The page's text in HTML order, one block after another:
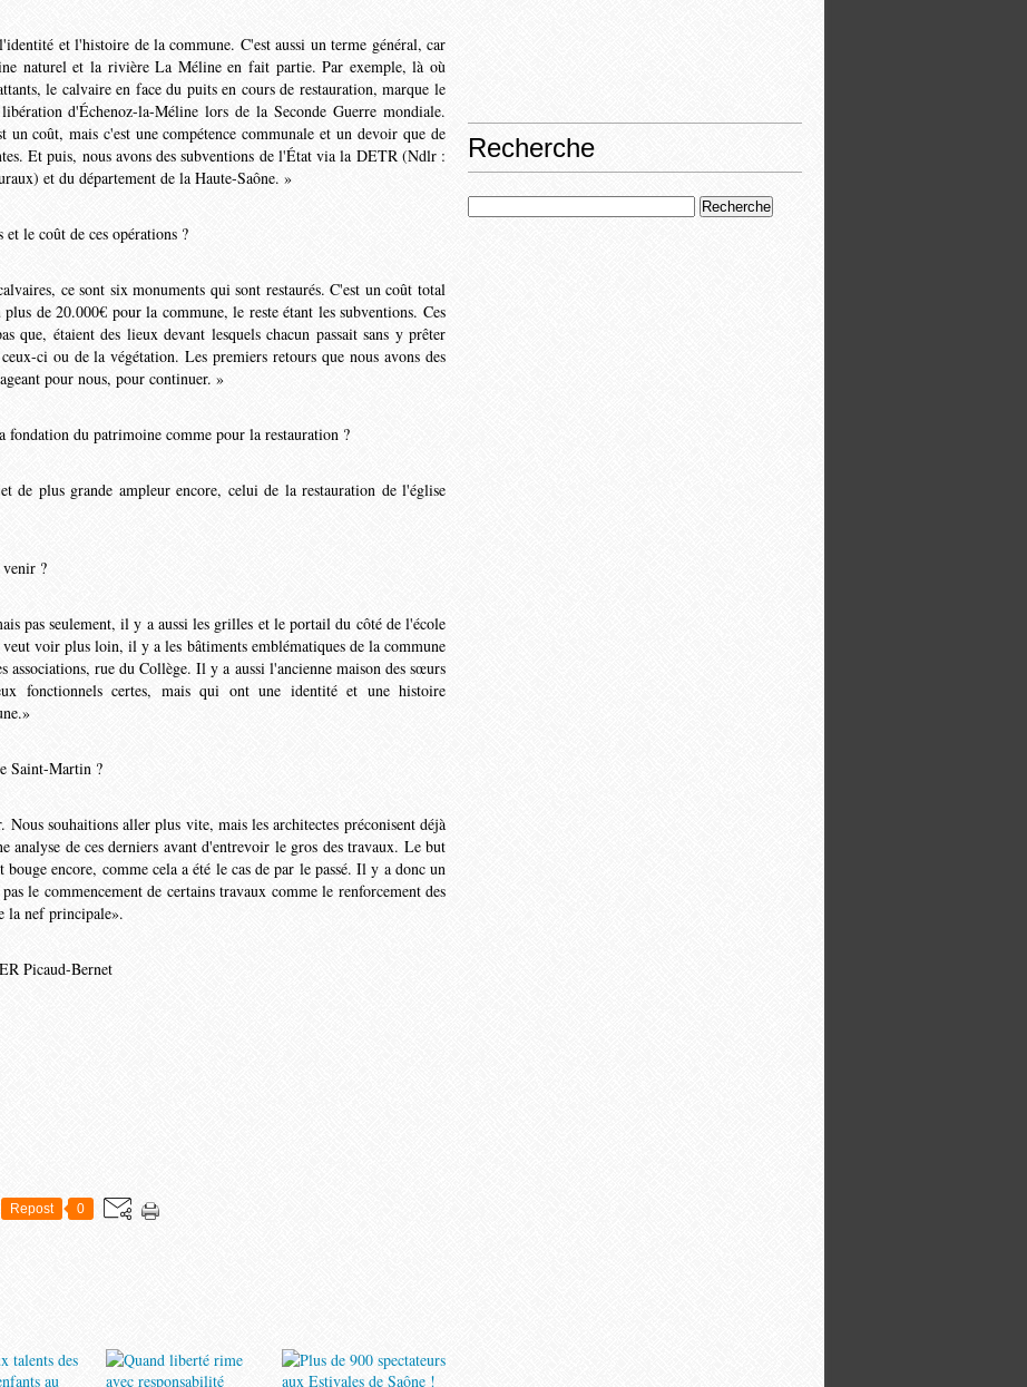
et l'histoire de la commune. C'est aussi un terme général, car
naturel et la rivière La Méline en fait partie. Par exemple, là où
le calvaire en face du puits en cours de restauration, marque le
d'Échenoz-la-Méline lors de la Seconde Guerre mondiale.
coût, mais c'est une compétence communale et un devoir que de
Et puis, nous avons des subven­tions de l'État via la DETR (Ndlr :
et du dépar­tement de la Haute-Saône. »
le coût de ces opé­rations ?
ce sont six monu­ments qui sont restaurés. C'est un coût total
de 20.000€ pour la commune, le reste étant les subventions. Ces
que, étaient des lieux devant lesquels chacun passait sans y prêter
ci ou de la végétation. Les premiers retours que nous avons des
pour nous, pour continuer. »
fondation du pa­trimoine comme pour la res­tauration ?
plus grande ampleur encore, celui de la restauration de l'église
venir ?
pas seulement, il y a aussi les grilles et le portail du côté de l'école
voir plus loin, il y a les bâtiments emblématiques de la commune
associations, rue du Collège. Il y a aussi l'ancienne maison des sœurs
fonctionnels certes, mais qui ont une identité et une histoire
Saint-Martin ?
souhaitions aller plus vite, mais les architectes préconisent déjà
analyse de ces derniers avant d'entrevoir le gros des travaux. Le but
encore, comme cela a été le cas de par le passé. Il y a donc un
le commencement de cer­tains travaux comme le renforce­ment des
la nef princi­pale».
Picaud-Bernet
Repost 0
Recherche